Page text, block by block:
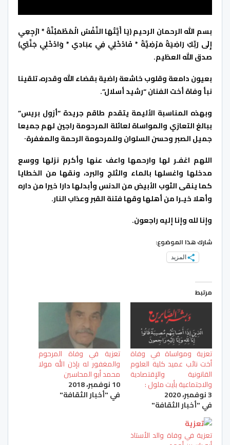
بسم الله الرحمان الرحيم (يَا أَيَّتُهَا النَّفْسُ الْمُطْمَئِنَّةُ * ارْجِعِي
إِلَى رَبِّكِ رَاضِيَةً مَرْضِيَّةً * فَادْخُلِي فِي عِبَادِي * وَادْخُلِي جَنَّتِي)
صدق الله العظيم.
بعيون دامعة وقلوب خاشعة راضية بقضاء الله وقدره، تلقينا
نبأ وفاة أخت الفنان “رشيد أسلال”.
وبهذه المناسبة الأليمة يتقدم طاقم جريدة “أزول بريس”
ببالغ التعازي والمواساة لعائلة المرحومة راجين لهم جميعا
جميل الصبر وحسن السلوان وللمرحومة الرحمة والمغفرة٠
اللهم اغفـر لها وارحمها واعف عنها وأكرم نزلها ووسع
مدخلها واغسلها بالماء والثلج والبرد، ونقها من الخطايا
كما ينقى الثوب الأبيض من الدنس وأبدلها دارا خيرا من داره
وأهلا خيـرا من أهلها وقها فتنة القبر وعذاب النار.
وإنا لله وإنا إليه راجعون.
شارك هذا الموضوع:
المزيد
مرتبط
تعزية ومواساة في وفاة
أخت نائب عميد كلية العلوم
القانونية والإقتصادية
والاجتماعية بأيت ملول :
3 نوفمبر، 2020
في "أخبار الثقافة"
تعزية في وفاة المرحوم
والمغفور له بإذن الله مولا
محمد أبو المحاسين
10 نوفمبر، 2018
في "أخبار الثقافة"
تعزية في وفاة والد الأستاذ